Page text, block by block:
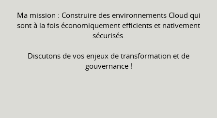
Ma mission : Construire des environnements Cloud qui
sont à la fois économiquement efficients et nativement
sécurisés.
Discutons de vos enjeux de transformation et de
gouvernance !